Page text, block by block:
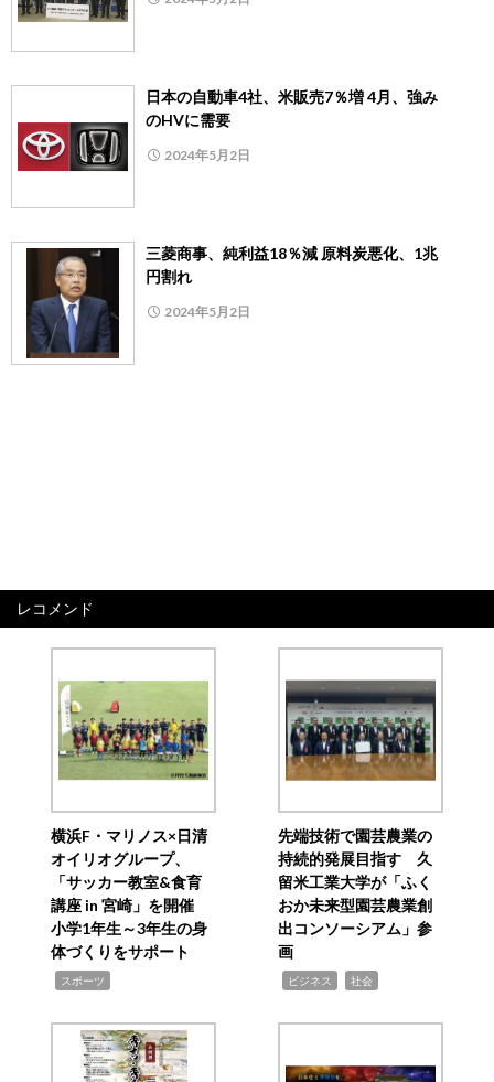
日本の自動車4社、米販売7％増 4月、強み
のHVに需要
2024年5月2日
三菱商事、純利益18％減 原料炭悪化、1兆
円割れ
2024年5月2日
レコメンド
横浜F・マリノス×日清
オイリオグループ、
「サッカー教室&食育
講座 in 宮崎」を開催
小学1年生～3年生の身
体づくりをサポート
スポーツ
先端技術で園芸農業の
持続的発展目指す 久
留米工業大学が「ふく
おか未来型園芸農業創
出コンソーシアム」参
画
ビジネス 社会